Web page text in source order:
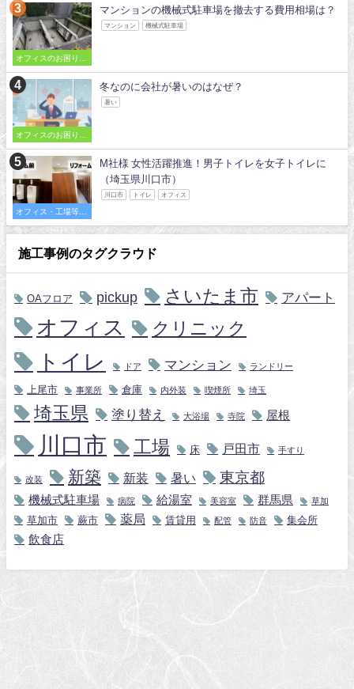
オフィスのお困りご
マンションの機械式駐車場を撤去する費用相場は？
マンション 機械式駐車場
オフィスのお困りご
冬なのに会社が暑いのはなぜ？
暑い
オフィス・工場等の
M社様 女性活躍推進！男子トイレを女子トイレに
（埼玉県川口市）
川口市 トイレ オフィス
施工事例のタグクラウド
OAフロア pickup さいたま市 アパート
オフィス クリニック
トイレ ドア マンション ランドリー
上尾市 事業所 倉庫 内外装 喫煙所 埼玉
埼玉県 塗り替え 大浴場 寺院 屋根
川口市 工場 床 戸田市 手すり
改装 新築 新装 暑い 東京都
機械式駐車場 病院 給湯室 美容室 群馬県 草加
草加市 蕨市 薬局 賃貸用 配管 防音 集会所
飲食店